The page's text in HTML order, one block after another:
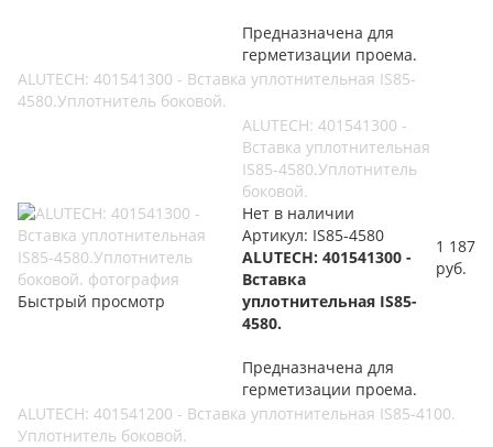
Предназначена для
герметизации проема.
ALUTECH: 401541300 - Вставка уплотнительная IS85-
4580.Уплотнитель боковой.
Быстрый просмотр
ALUTECH: 401541300 -
Вставка уплотнительная
IS85-4580.Уплотнитель
боковой.
Нет в наличии
Артикул: IS85-4580
ALUTECH: 401541300 -
Вставка
уплотнительная IS85-
4580.
Предназначена для
герметизации проема.
1 187
руб.
ALUTECH: 401541200 - Вставка уплотнительная IS85-4100.
Уплотнитель боковой.